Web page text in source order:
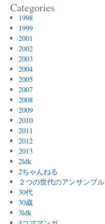
Categories
1998
1999
2001
2002
2003
2004
2005
2007
2008
2009
2010
2011
2012
2013
2ldk
2ちゃんねる
２つの世代のアンサンブル
30代
30歳
3ldk